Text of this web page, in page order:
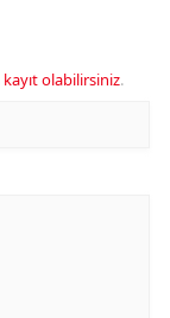
kayıt olabilirsiniz.